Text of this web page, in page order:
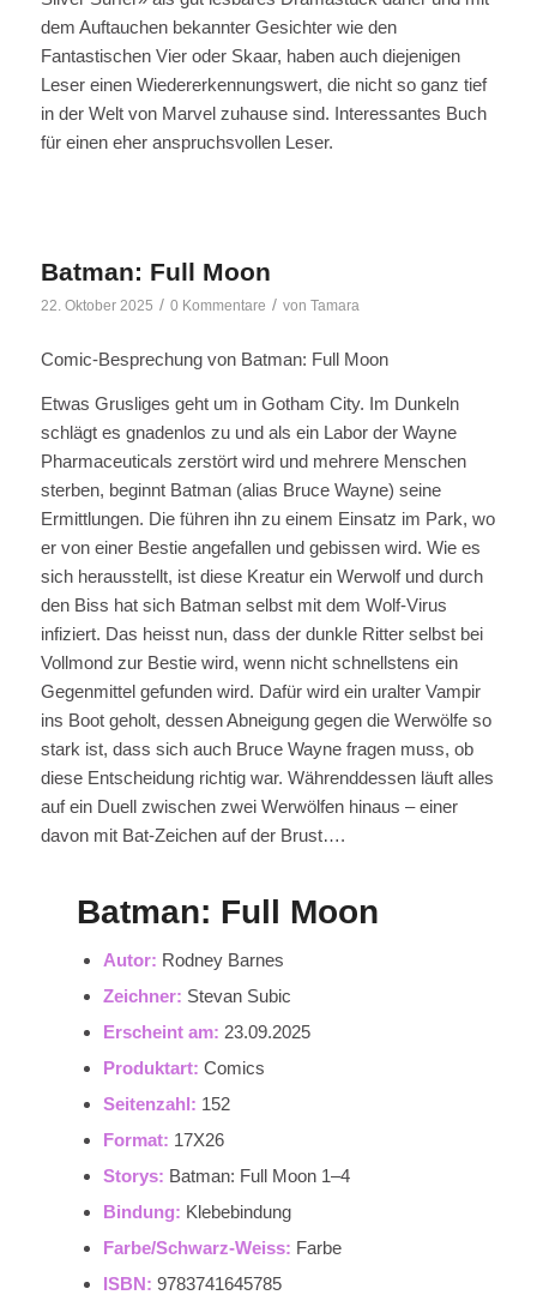
dem Auftauchen bekannter Gesichter wie den
Fantastischen Vier oder Skaar, haben auch diejenigen
Leser einen Wiedererkennungswert, die nicht so ganz tief
in der Welt von Marvel zuhause sind. Interessantes Buch
für einen eher anspruchsvollen Leser.
Batman: Full Moon
22. Oktober 2025 / 0 Kommentare / von Tamara
Comic-Besprechung von Batman: Full Moon
Etwas Grusliges geht um in Gotham City. Im Dunkeln
schlägt es gnadenlos zu und als ein Labor der Wayne
Pharmaceuticals zerstört wird und mehrere Menschen
sterben, beginnt Batman (alias Bruce Wayne) seine
Ermittlungen. Die führen ihn zu einem Einsatz im Park, wo
er von einer Bestie angefallen und gebissen wird. Wie es
sich herausstellt, ist diese Kreatur ein Werwolf und durch
den Biss hat sich Batman selbst mit dem Wolf-Virus
infiziert. Das heisst nun, dass der dunkle Ritter selbst bei
Vollmond zur Bestie wird, wenn nicht schnellstens ein
Gegenmittel gefunden wird. Dafür wird ein uralter Vampir
ins Boot geholt, dessen Abneigung gegen die Werwölfe so
stark ist, dass sich auch Bruce Wayne fragen muss, ob
diese Entscheidung richtig war. Währenddessen läuft alles
auf ein Duell zwischen zwei Werwölfen hinaus – einer
davon mit Bat-Zeichen auf der Brust….
Batman: Full Moon
Autor: Rodney Barnes
Zeichner: Stevan Subic
Erscheint am: 23.09.2025
Produktart: Comics
Seitenzahl: 152
Format: 17X26
Storys: Batman: Full Moon 1–4
Bindung: Klebebindung
Farbe/Schwarz-Weiss: Farbe
ISBN: 9783741645785